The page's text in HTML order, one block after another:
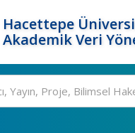
Hacettepe
Akademik Veri